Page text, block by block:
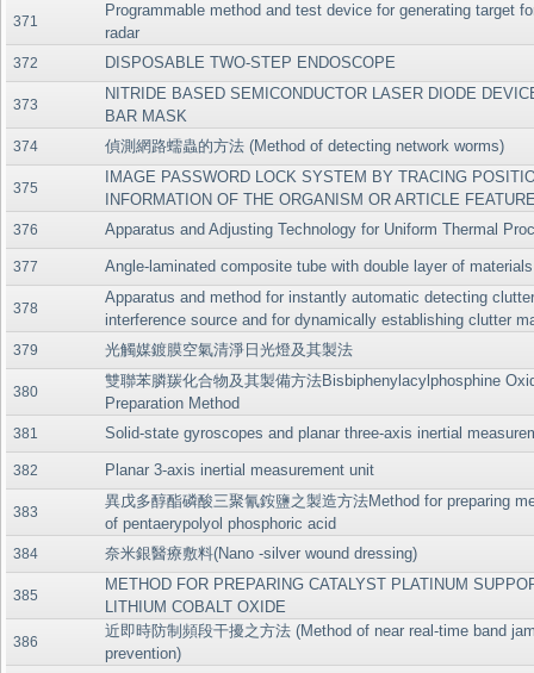
371
Programmable method and test device for generating target
radar
372 DISPOSABLE TWO-STEP ENDOSCOPE
373
NITRIDE BASED SEMICONDUCTOR LASER DIODE
BAR MASK
374 偵測網路蠕蟲的方法 (Method of detecting network worms)
375
IMAGE PASSWORD LOCK SYSTEM BY TRACING
INFORMATION OF THE ORGANISM OR ARTICLE
376 Apparatus and Adjusting Technology for Uniform Thermal
377 Angle-laminated composite tube with double layer of materials
378
Apparatus and method for instantly automatic detecting
interference source and for dynamically establishing clutter
379 光觸媒鍍膜空氣清淨日光燈及其製法
380
雙聯苯膦羰化合物及其製備方法Bisbiphenylacylphosphine
Preparation Method
381 Solid-state gyroscopes and planar three-axis inertial
382 Planar 3-axis inertial measurement unit
383
異戊多醇酯磷酸三聚氰銨鹽之製造方法Method for preparing
of pentaerypolyol phosphoric acid
384 奈米銀醫療敷料(Nano -silver wound dressing)
385
METHOD FOR PREPARING CATALYST PLATINUM
LITHIUM COBALT OXIDE
386
近即時防制頻段干擾之方法 (Method of near real-time band
prevention)